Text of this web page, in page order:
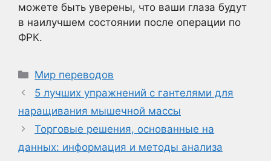
можете быть уверены, что ваши глаза будут
в наилучшем состоянии после операции по
ФРК.
Рубрики
Мир переводов
5 лучших упражнений с гантелями для
наращивания мышечной массы
Торговые решения, основанные на
данных: информация и методы анализа